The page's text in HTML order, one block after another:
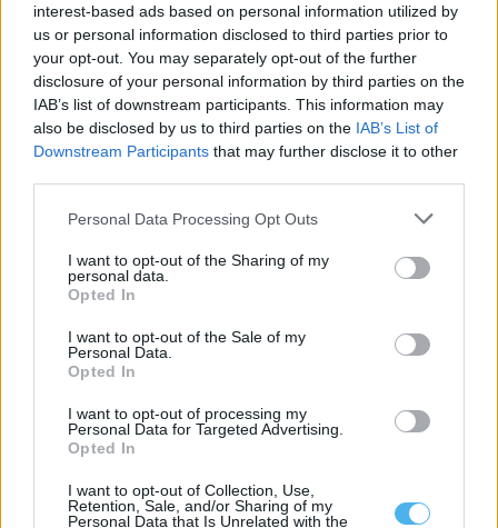
interest-based ads based on personal information utilized by
us or personal information disclosed to third parties prior to
your opt-out. You may separately opt-out of the further
disclosure of your personal information by third parties on the
IAB’s list of downstream participants. This information may
also be disclosed by us to third parties on the IAB’s List of
Downstream Participants that may further disclose it to other
Personal Data Processing Opt Outs
I want to opt-out of the Sharing of my
personal data.
Opted In
I want to opt-out of the Sale of my
Personal Data.
Opted In
I want to opt-out of processing my
Personal Data for Targeted Advertising.
Opted In
I want to opt-out of Collection, Use,
Retention, Sale, and/or Sharing of my
Personal Data that Is Unrelated with the
O comboio já circula na Linha Évora/Caia, mas ainda em testes
(c/fotos)
Os primeiros ensaios da ligação ferroviária entre Évora e Caia
(Elvas) começaram com uma...
Elvas lança concurso de 1M€ para reabilitar Paiol de Santa
Bárbara